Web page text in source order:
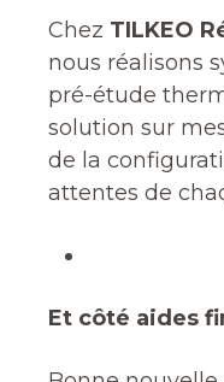
Chez TILKEO
nous réalisons
pré-étude
solution sur
de la
attentes de
Et côté aides